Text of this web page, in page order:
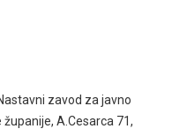
zavod za javno
A.Cesarca 71,